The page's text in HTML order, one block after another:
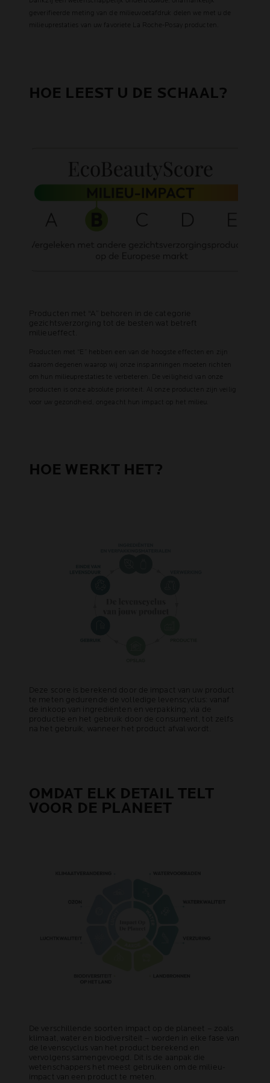
geverifieerde meting van de milieuvoetafdruk delen we met u de
milieuprestaties van uw favoriete La Roche-Posay producten.
HOE LEEST U DE SCHAAL?
Producten met “A” behoren in de categorie
gezichtsverzorging tot de besten wat betreft
milieueffect.
Producten met “E” hebben een van de hoogste effecten en zijn
daarom degenen waarop wij onze inspanningen moeten richten
om hun milieuprestaties te verbeteren. De veiligheid van onze
producten is onze absolute prioriteit. Al onze producten zijn veilig
voor uw gezondheid, ongeacht hun impact op het milieu.
HOE WERKT HET?
Deze score is berekend door de impact van uw product
te meten gedurende de volledige levenscyclus: vanaf
de inkoop van ingrediënten en verpakking, via de
productie en het gebruik door de consument, tot zelfs
na het gebruik, wanneer het product afval wordt.
OMDAT ELK DETAIL TELT
VOOR DE PLANEET
De verschillende soorten impact op de planeet – zoals
klimaat, water en biodiversiteit – worden in elke fase van
de levenscyclus van het product berekend en
vervolgens samengevoegd. Dit is de aanpak die
wetenschappers het meest gebruiken om de milieu-
impact van een product te meten.